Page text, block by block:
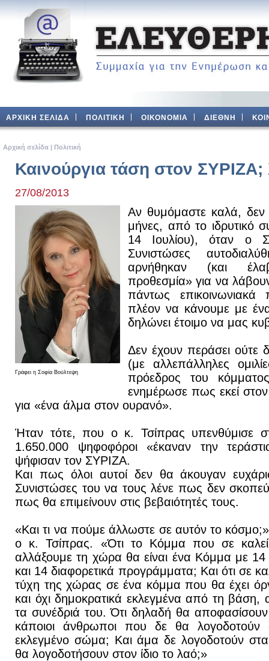
ΑΡΧΙΚΗ ΣΕΛΙΔΑ ΠΟΛΙΤΙΚΗ ΟΙΚΟΝΟΜΙΑ ΔΙΕΘΝΗ
Aρχική σελίδα | Πολιτική
Καινούργια τάση στον ΣΥΡΙΖΑ;
27/08/2013
Γράφει η Σοφία Βούλτεψη
Αν θυμόμαστε καλά, δεν
μήνες, από το ιδρυτικό
14 Ιουλίου), όταν ο
Συνιστώσες
αρνήθηκαν (και
προθεσμία» για να
πάντως επικοινωνιακά
πλέον να κάνουμε με
δηλώνει έτοιμο να μας
Δεν έχουν περάσει ούτε
(με αλλεπάλληλες
πρόεδρος του
ενημέρωσε πως εκεί στον
για «ένα άλμα στον ουρανό».
Ήταν τότε, που ο κ. Τσίπρας υπενθύμισε
1.650.000 ψηφοφόροι «έκαναν την
ψήφισαν τον ΣΥΡΙΖΑ.
Και πως όλοι αυτοί δεν θα άκουγαν
Συνιστώσες του να τους λένε πως δεν
πως θα επιμείνουν στις βεβαιότητές τους.
«Και τι να πούμε άλλωστε σε αυτόν το κόσμο;»,
ο κ. Τσίπρας. «Ότι το Κόμμα που σε
αλλάξουμε τη χώρα θα είναι ένα Κόμμα με 14
και 14 διαφορετικά προγράμματα; Και ότι σε
τύχη της χώρας σε ένα κόμμα που θα έχει
και όχι δημοκρατικά εκλεγμένα από τη
τα συνέδριά του. Ότι δηλαδή θα
κάποιοι άνθρωποι που δε θα λογοδοτούν
εκλεγμένο σώμα; Και άμα δε λογοδοτούν
θα λογοδοτήσουν στον ίδιο το λαό;»